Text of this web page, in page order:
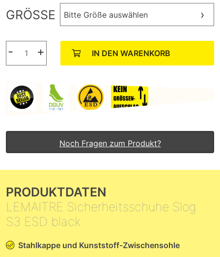
GRÖSSE Bitte Größe auswählen
- + IN DEN WARENKORB
Noch Fragen zum Produkt?
PRODUKTDATEN
LEMAITRE Sicherheitsschuhe Slog
S3 ESD black
Stahlkappe und Kunststoff-Zwischensohle